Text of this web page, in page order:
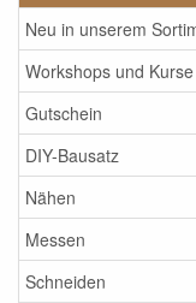
Neu in unserem
Workshops und Kurse
Gutschein
DIY-Bausatz
Nähen
Messen
Schneiden